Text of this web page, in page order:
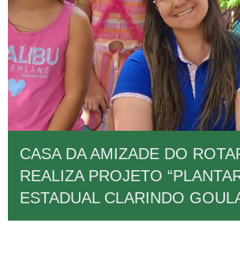
CASA DA AMIZADE DO
REALIZA PROJETO
ESTADUAL CLARINDO